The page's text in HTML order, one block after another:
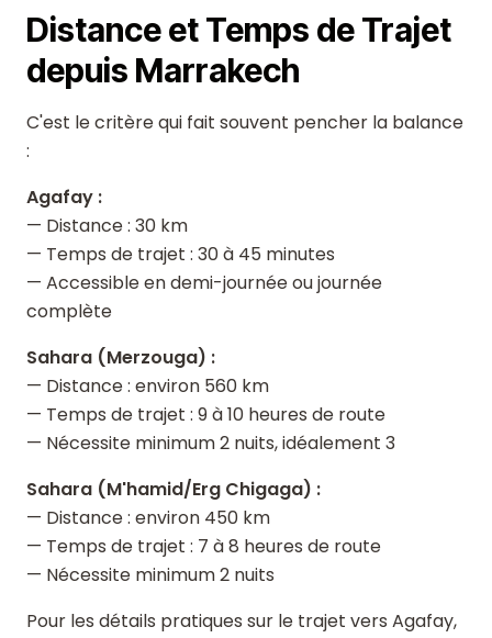
Distance et Temps de Trajet
depuis Marrakech
C'est le critère qui fait souvent pencher la balance
:
Agafay :
— Distance : 30 km
— Temps de trajet : 30 à 45 minutes
— Accessible en demi-journée ou journée
complète
Sahara (Merzouga) :
— Distance : environ 560 km
— Temps de trajet : 9 à 10 heures de route
— Nécessite minimum 2 nuits, idéalement 3
Sahara (M'hamid/Erg Chigaga) :
— Distance : environ 450 km
— Temps de trajet : 7 à 8 heures de route
— Nécessite minimum 2 nuits
Pour les détails pratiques sur le trajet vers Agafay,